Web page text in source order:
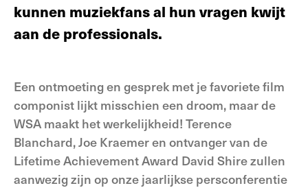
kunnen muziekfans al hun vragen kwijt
aan de professionals.
Een ontmoeting en gesprek met je favoriete film
componist lijkt misschien een droom, maar de
WSA maakt het werkelijkheid! Terence
Blanchard, Joe Kraemer en ontvanger van de
Lifetime Achievement Award David Shire zullen
aanwezig zijn op onze jaarlijkse persconferentie